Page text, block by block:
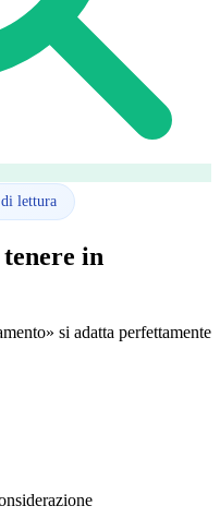
lettura
tenere in
si adatta perfettamente